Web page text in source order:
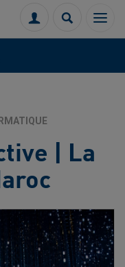
Menu
Connexion
| La